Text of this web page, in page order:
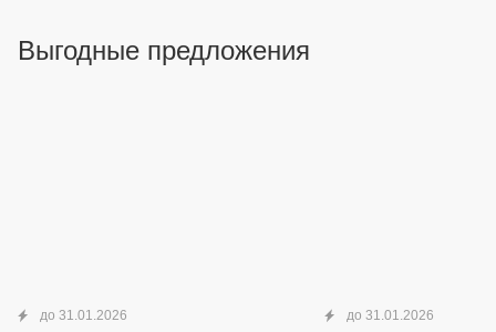
Выгодные предложения
до 31.01.2026 до 31.01.2026